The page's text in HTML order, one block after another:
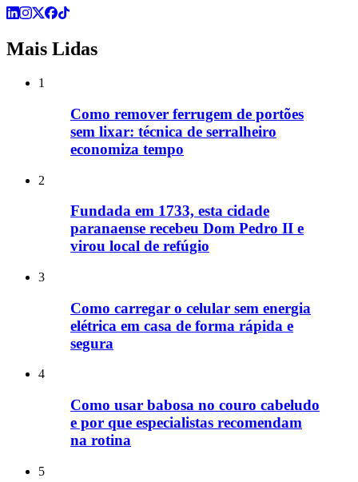
Mais Lidas
1
Como remover ferrugem de portões
sem lixar: técnica de serralheiro
economiza tempo
2
Fundada em 1733, esta cidade
paranaense recebeu Dom Pedro II e
virou local de refúgio
3
Como carregar o celular sem energia
elétrica em casa de forma rápida e
segura
4
Como usar babosa no couro cabeludo
e por que especialistas recomendam
na rotina
5